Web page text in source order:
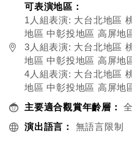
可表演地區：
1人組表演: 大台北地區
地區 中彰投地區 高屏地
3人組表演: 大台北地區
地區 中彰投地區 高屏地
4人組表演: 大台北地區
地區 中彰投地區 高屏地
主要適合觀賞年齡層：
演出語言：
無語言限制